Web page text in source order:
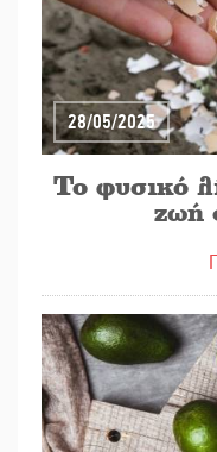
28/05/2025
Το φυσικό
ζωή